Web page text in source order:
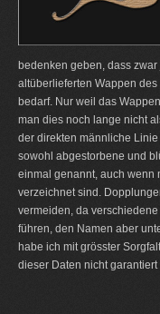
bedenken geben, dass
altüberlieferten Wappen
bedarf. Nur weil das
man dies noch lange nicht
der direkten männliche
sowohl abgestorbene und
einmal genannt, auch wenn
verzeichnet sind.
vermeiden, da
führen, den Namen aber
habe ich mit grösster
dieser Daten nicht garantiert